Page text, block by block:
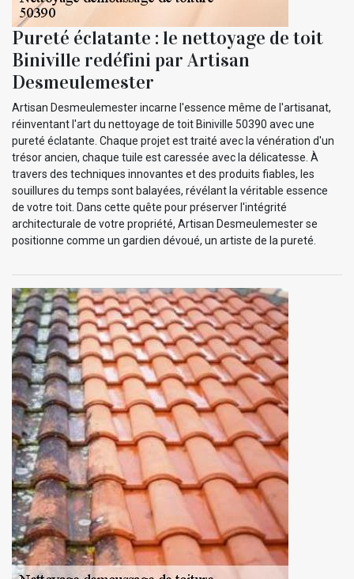
Pureté éclatante : le nettoyage de toit
Biniville redéfini par Artisan
Desmeulemester
Artisan Desmeulemester incarne l'essence même de l'artisanat,
réinventant l'art du nettoyage de toit Biniville 50390 avec une
pureté éclatante. Chaque projet est traité avec la vénération d'un
trésor ancien, chaque tuile est caressée avec la délicatesse. À
travers des techniques innovantes et des produits fiables, les
souillures du temps sont balayées, révélant la véritable essence
de votre toit. Dans cette quête pour préserver l'intégrité
architecturale de votre propriété, Artisan Desmeulemester se
positionne comme un gardien dévoué, un artiste de la pureté.